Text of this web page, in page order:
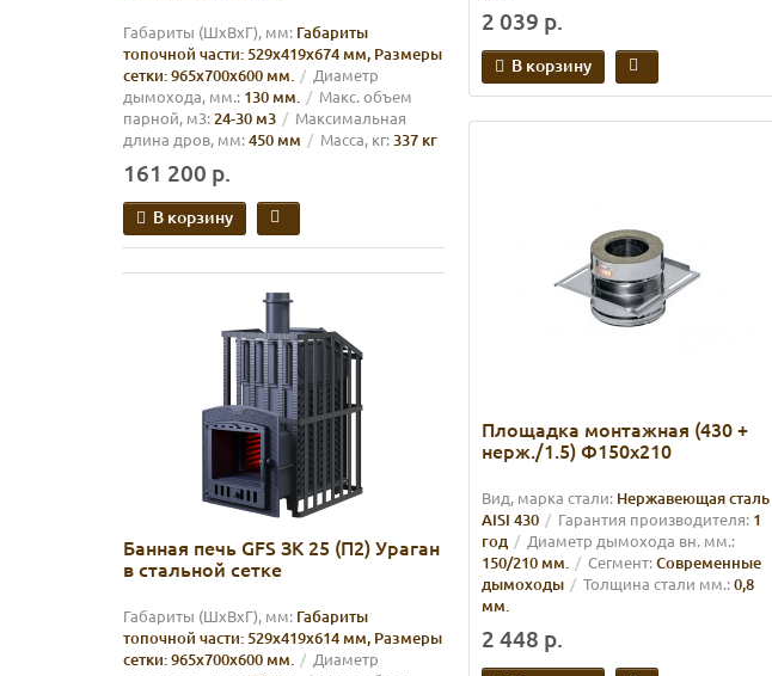
Габариты (ШхВхГ), мм: Габариты
топочной части: 529х419х674 мм, Размеры
сетки: 965х700х600 мм.
Диаметр
дымохода, мм.: 130 мм.
Макс. объем
парной, м3:24-30 м3
Максимальная
длина дров, мм:450 мм Масса, кг:337 кг
161 200 р.
В корзину
Банная печь GFS ЗК 25 (П2) Ураган
в стальной сетке
Габариты (ШхВхГ), мм: Габариты
топочной части: 529х419х614 мм, Размеры
сетки: 965х700х600 мм.
Диаметр
2 039 р.
В корзину
Площадка монтажная (430 +
нерж./1.5) Ф150х210
Вид, марка стали: Нержавеющая сталь
AISI 430
Гарантия производителя: 1
год
Диаметр дымохода вн. мм.:
150/210 мм. Сегмент:Современные
дымоходы
Толщина стали мм.:0,8
мм.
2 448 р.